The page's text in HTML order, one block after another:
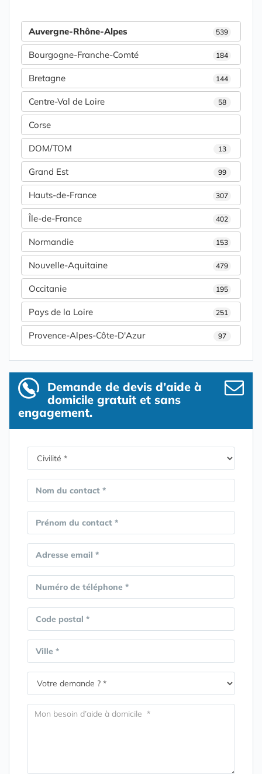
Auvergne-Rhône-Alpes 539
Bourgogne-Franche-Comté 184
Bretagne 144
Centre-Val de Loire 58
Corse
DOM/TOM 13
Grand Est 99
Hauts-de-France 307
Île-de-France 402
Normandie 153
Nouvelle-Aquitaine 479
Occitanie 195
Pays de la Loire 251
Provence-Alpes-Côte-D'Azur 97
Demande de devis d’aide à
domicile gratuit et sans
engagement.
Nom du contact *
Prénom du contact *
Adresse email *
Numéro de téléphone *
Code postal *
Ville *